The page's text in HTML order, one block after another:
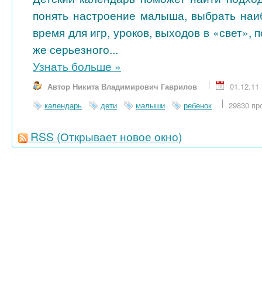
понять настроение малыша, выбрать
время для игр, уроков, выходов в «свет»,
же серьезного...
Узнать больше »
Автор Никита Владимирович Гаврилов
01.12.11
календарь
дети малыши ребенок 29830
RSS (Открывает новое окно)